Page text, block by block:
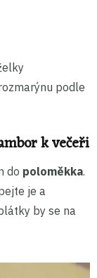
podle
k večeři
do poloměkka.
je a
by se na